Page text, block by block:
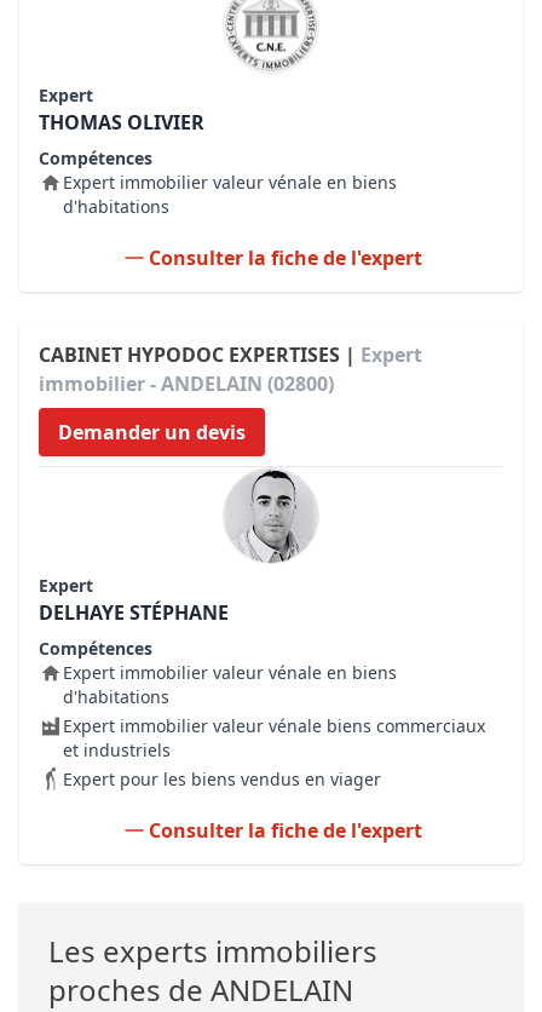
Expert
THOMAS OLIVIER
Compétences
Expert immobilier valeur vénale en biens
d'habitations
Consulter la fiche de l'expert
CABINET HYPODOC EXPERTISES | Expert
immobilier - ANDELAIN (02800)
Demander un devis
Expert
DELHAYE STÉPHANE
Compétences
Expert immobilier valeur vénale en biens
d'habitations
Expert immobilier valeur vénale biens commerciaux
et industriels
Expert pour les biens vendus en viager
Consulter la fiche de l'expert
Les experts immobiliers
proches de ANDELAIN